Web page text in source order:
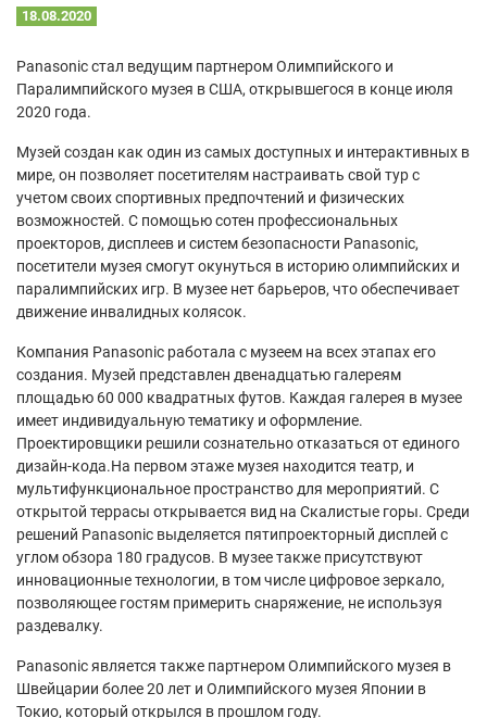
18.08.2020
Panasonic стал ведущим партнером Олимпийского и
Паралимпийского музея в США, открывшегося в конце июля
2020 года.
Музей создан как один из самых доступных и интерактивных в
мире, он позволяет посетителям настраивать свой тур с
учетом своих спортивных предпочтений и физических
возможностей. С помощью сотен профессиональных
проекторов, дисплеев и систем безопасности Panasonic,
посетители музея смогут окунуться в историю олимпийских и
паралимпийских игр. В музее нет барьеров, что обеспечивает
движение инвалидных колясок.
Компания Panasonic работала с музеем на всех этапах его
создания. Музей представлен двенадцатью галереям
площадью 60 000 квадратных футов. Каждая галерея в музее
имеет индивидуальную тематику и оформление.
Проектировщики решили сознательно отказаться от единого
дизайн-кода.На первом этаже музея находится театр, и
мультифункциональное пространство для мероприятий. С
открытой террасы открывается вид на Скалистые горы. Среди
решений Panasonic выделяется пятипроекторный дисплей с
углом обзора 180 градусов. В музее также присутствуют
инновационные технологии, в том числе цифровое зеркало,
позволяющее гостям примерить снаряжение, не используя
раздевалку.
Panasonic является также партнером Олимпийского музея в
Швейцарии более 20 лет и Олимпийского музея Японии в
Токио, который открылся в прошлом году.